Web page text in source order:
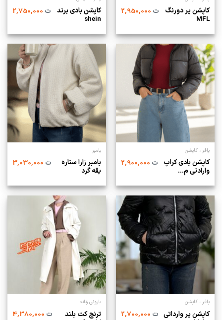
کاپشن پر دورنگ
MFL
ت2,950,000
کاپشن بادی برند
shein
ت2,750,000
پافر ، کاپشن
کاپشن بادی کراپ
وارادتی م...
ت2,900,000
بامبر
بامبر زارا ستاره
یقه گرد‌
ت3,030,000
پافر ، کاپشن
کاپشن پر وارداتی
ت2,700,000
بارونی زنانه
ترنچ کت بلند
ت4,380,000